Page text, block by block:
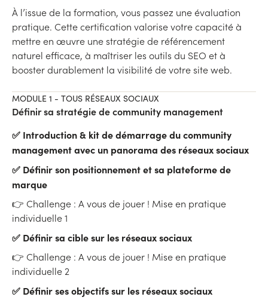
À l’issue de la formation, vous passez une évaluation
pratique. Cette certification valorise votre capacité à
mettre en œuvre une stratégie de référencement
naturel efficace, à maîtriser les outils du SEO et à
booster durablement la visibilité de votre site web.
MODULE 1 - TOUS RÉSEAUX SOCIAUX
Définir sa stratégie de community management
✅ Introduction & kit de démarrage du community
management avec un panorama des réseaux sociaux
✅ Définir son positionnement et sa plateforme de
marque
👉 Challenge : A vous de jouer ! Mise en pratique
individuelle 1
✅ Définir sa cible sur les réseaux sociaux
👉 Challenge : A vous de jouer ! Mise en pr atique
individuelle 2
✅ Définir ses objectifs sur les réseaux sociaux